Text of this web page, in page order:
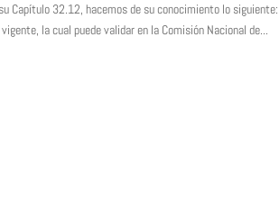
Capítulo 32.12, hacemos de su conocimiento lo
la cual puede validar en la Comisión Nacional de...